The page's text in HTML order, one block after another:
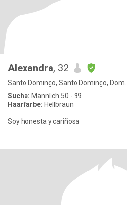
Alexandra, 32
Santo Domingo, Santo Domingo, Dom.
Suche: Männlich 50 - 99
Haarfarbe: Hellbraun
Soy honesta y cariñosa